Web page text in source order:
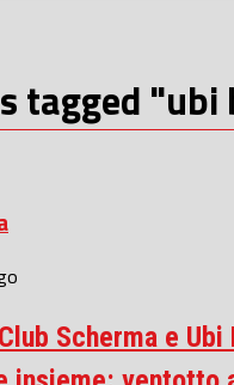
tagged "ubi
Scherma e Ubi